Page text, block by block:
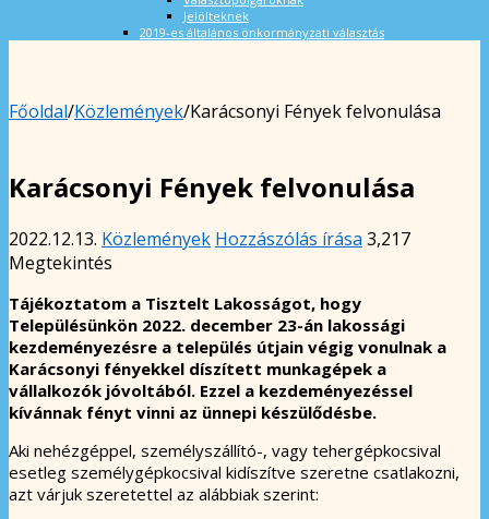
Jelölteknek
2019-es általános önkormányzati választás
Főoldal/Közlemények/Karácsonyi Fények felvonulása
Karácsonyi Fények felvonulása
2022.12.13. Közlemények Hozzászólás írása 3,217
Megtekintés
Tájékoztatom a Tisztelt Lakosságot, hogy
Településünkön 2022. december 23-án lakossági
kezdeményezésre a település útjain végig vonulnak a
Karácsonyi fényekkel díszített munkagépek a
vállalkozók jóvoltából. Ezzel a kezdeményezéssel
kívánnak fényt vinni az ünnepi készülődésbe.
Aki nehézgéppel, személyszállító-, vagy tehergépkocsival
esetleg személygépkocsival kidíszítve szeretne csatlakozni,
azt várjuk szeretettel az alábbiak szerint: